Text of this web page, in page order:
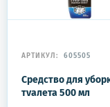
АРТИКУЛ: 605505
Средство для
туалета 500 мл